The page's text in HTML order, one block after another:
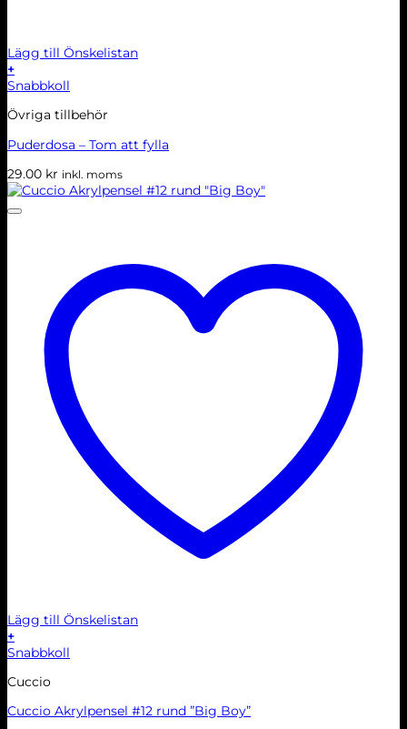
Lägg till Önskelistan
+
Snabbkoll
Övriga tillbehör
Puderdosa – Tom att fylla
29.00 kr inkl. moms
Lägg till Önskelistan
+
Snabbkoll
Cuccio
Cuccio Akrylpensel #12 rund ”Big Boy”